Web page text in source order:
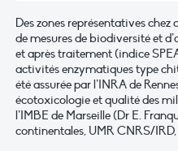
Des zones représentatives
de mesures de biodiversité et
et après traitement (indice
activités enzymatiques type
été assurée par l’INRA de
écotoxicologie et qualité des
l’IMBE de Marseille (Dr E.
continentales, UMR CNRS/